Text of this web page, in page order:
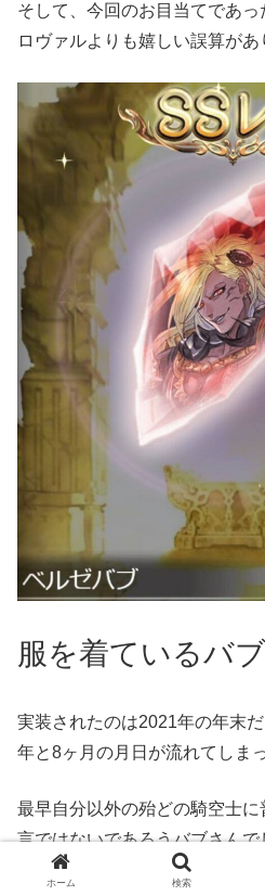
そして、今回のお目当てであ
ロヴァルよりも嬉しい誤算があ
服を着ているバ
実装されたのは2021年の年末
年と8ヶ月の月日が流れてしま
最早自分以外の殆どの騎空士
言ではないであろうバブさん
えすることが出来ました＼(^o^)
ホーム 検索